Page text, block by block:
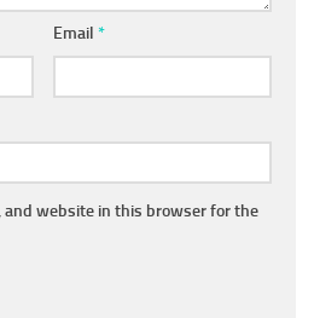
Email *
and website in this browser for the